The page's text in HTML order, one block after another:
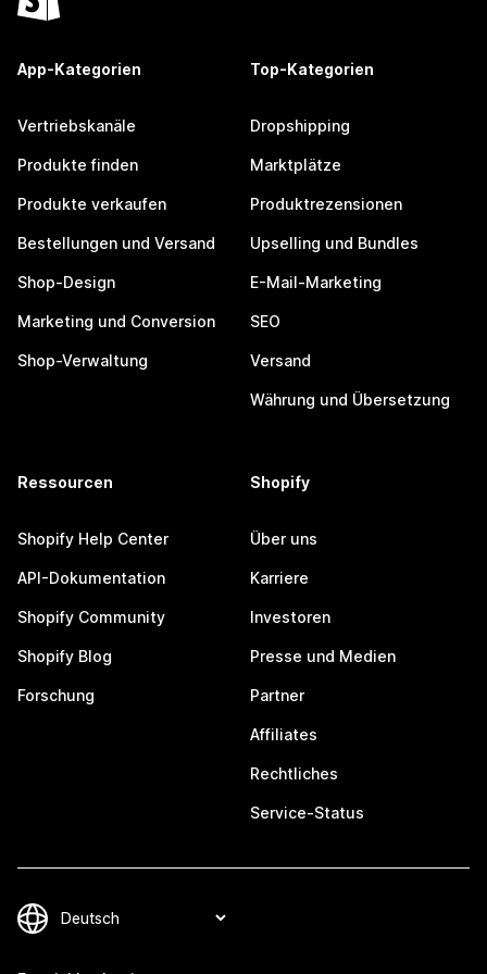
App-Kategorien
Vertriebskanäle
Produkte finden
Produkte verkaufen
Bestellungen und Versand
Shop-Design
Marketing und Conversion
Shop-Verwaltung
Top-Kategorien
Dropshipping
Marktplätze
Produktrezensionen
Upselling und Bundles
E-Mail-Marketing
SEO
Versand
Währung und Übersetzung
Ressourcen
Shopify Help Center
API-Dokumentation
Shopify Community
Shopify Blog
Forschung
Shopify
Über uns
Karriere
Investoren
Presse und Medien
Partner
Affiliates
Rechtliches
Service-Status